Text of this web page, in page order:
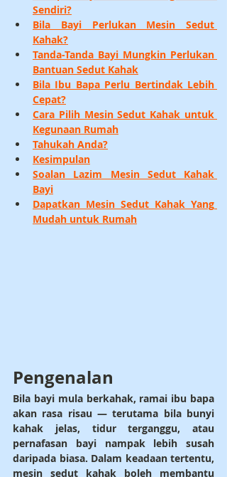
Sendiri?
Bila Bayi Perlukan Mesin Sedut
Kahak?
Tanda-Tanda Bayi Mungkin Perlukan
Bantuan Sedut Kahak
Bila Ibu Bapa Perlu Bertindak Lebih
Cepat?
Cara Pilih Mesin Sedut Kahak untuk
Kegunaan Rumah
Tahukah Anda?
Kesimpulan
Soalan Lazim Mesin Sedut Kahak
Bayi
Dapatkan Mesin Sedut Kahak Yang
Mudah untuk Rumah
Pengenalan
Bila bayi mula berkahak, ramai ibu bapa
akan rasa risau — terutama bila bunyi
kahak jelas, tidur terganggu, atau
pernafasan bayi nampak lebih susah
mesin sedut kahak boleh membantu